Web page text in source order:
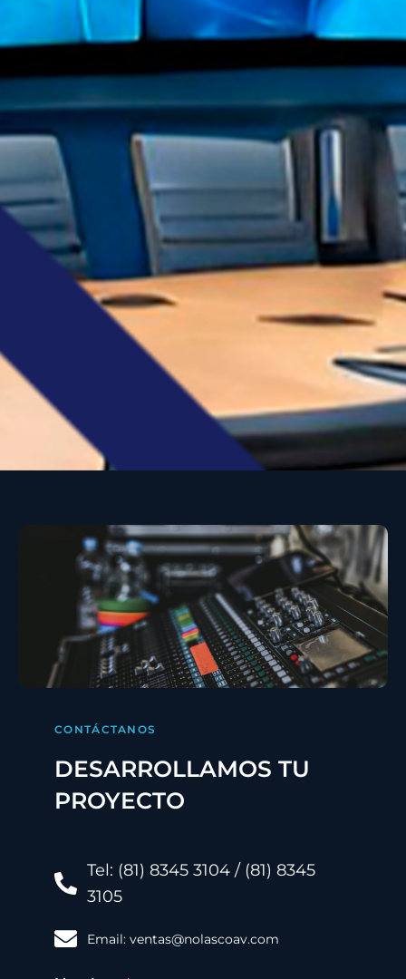
CONTÁCTANOS
DESARROLLAMOS TU
PROYECTO
Tel: (81) 8345 3104 / (81) 8345
3105
Email: ventas@nolascoav.com